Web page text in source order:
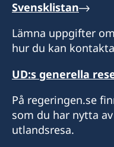
Mareca Seduadua
Svensklistan
Lämna uppgifter
hur du kan
UD:s generella
På regeringen.se
som du har nytta
utlandsresa.